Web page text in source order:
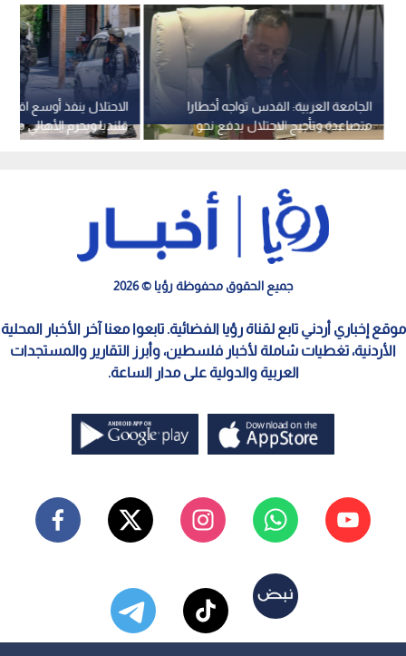
الاحتلال ينفذ أوسع
قلنديا ويحرم الأهالي من
الجامعة العربية: القدس تواجه أخطارا
متصاعدة وتأجيج الاحتلال يدفع نحو
صراع ديني
جميع الحقوق محفوظة رؤيا © 2026
موقع إخباري أردني تابع لقناة رؤيا الفضائية. تابعوا معنا آخر الأخبار المحلية
الأردنية، تغطيات شاملة لأخبار فلسطين، وأبرز التقارير والمستجدات
العربية والدولية على مدار الساعة.